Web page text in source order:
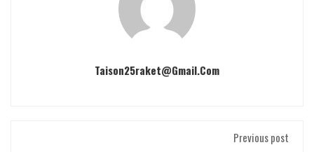
Taison25raket@gmail.com
Previous post